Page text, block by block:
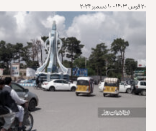
۲۰ قوس ۱۴۰۳ - ۱۰ دسمبر ۲۰۲۴